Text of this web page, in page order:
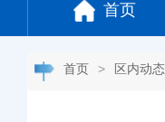
首页
首页 > 区内动态